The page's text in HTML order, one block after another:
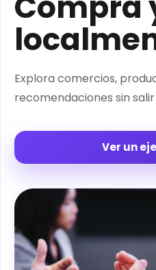
Explora comercios,
recomendaciones sin
Ver un